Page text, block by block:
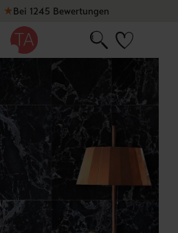
★Bei 1245 Bewertungen